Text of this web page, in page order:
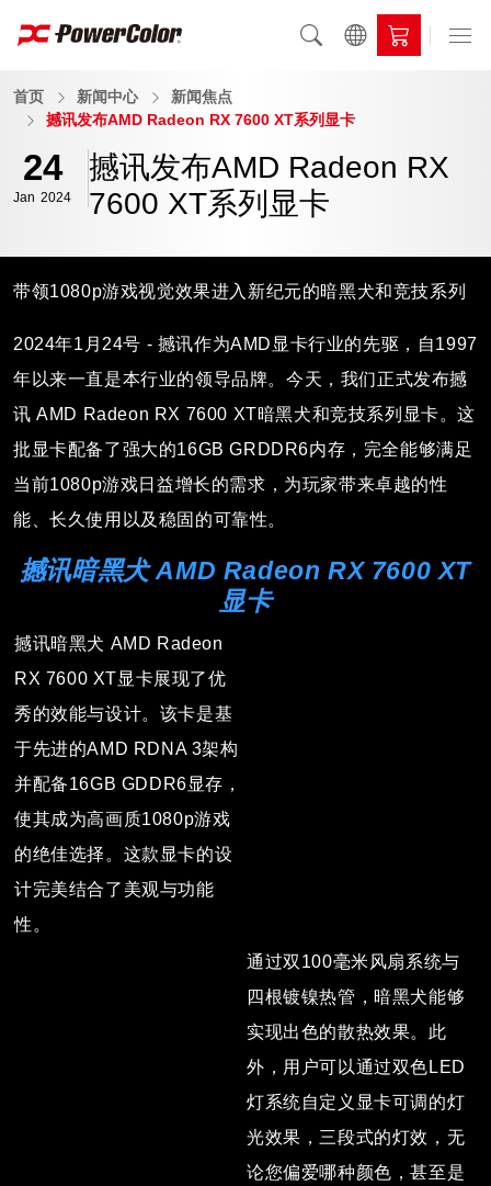
首页 新闻中心
新闻焦点
撼讯发布AMD Radeon RX 7600 XT系列显卡
24
Jan 2024
撼讯发布AMD Radeon RX
7600 XT系列显卡
带领1080p游戏视觉效果进入新纪元的暗黑犬和竞技系列
2024年1月24号 - 撼讯作为AMD显卡行业的先驱，自1997
年以来一直是本行业的领导品牌。今天，我们正式发布撼
讯 AMD Radeon RX 7600 XT暗黑犬和竞技系列显卡。这
批显卡配备了强大的16GB GRDDR6内存，完全能够满足
当前1080p游戏日益增长的需求，为玩家带来卓越的性
能、长久使用以及稳固的可靠性。
撼讯暗黑犬 AMD Radeon RX 7600 XT
显卡
撼讯暗黑犬 AMD Radeon
RX 7600 XT显卡展现了优
秀的效能与设计。该卡是基
于先进的AMD RDNA 3架构
并配备16GB GDDR6显存，
使其成为高画质1080p游戏
的绝佳选择。这款显卡的设
计完美结合了美观与功能
性。
通过双100毫米风扇系统与
四根镀镍热管，暗黑犬能够
实现出色的散热效果。此
外，用户可以通过双色LED
灯系统自定义显卡可调的灯
光效果，三段式的灯效，无
论您偏爱哪种颜色，甚至是